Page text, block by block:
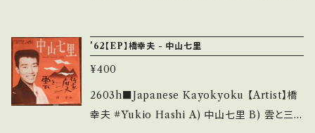
n/items/14252144 お知らせ等は、About 画
られる C・痛み多・キズ多く痛み多 *その他、+ -
で補足しています。 *中古という事をご理解して
頂ける方のご購入をお願い致します。 Please p
urchase it if you understand that it is se
折鶴笠』主題歌 【Condition】 Jacket/Recor
d：B/B+ (国内盤/W Jacket/振付) *プッシュ・
アウト・センター欠 ________________
_________ 【About the state/状態説明】
'62【EP】橋幸夫 - 中山七里
¥400
2603h■Japanese Kayokyoku 【Artist】橋
幸夫 #Yukio Hashi A) 中山七里 B) 雲と三